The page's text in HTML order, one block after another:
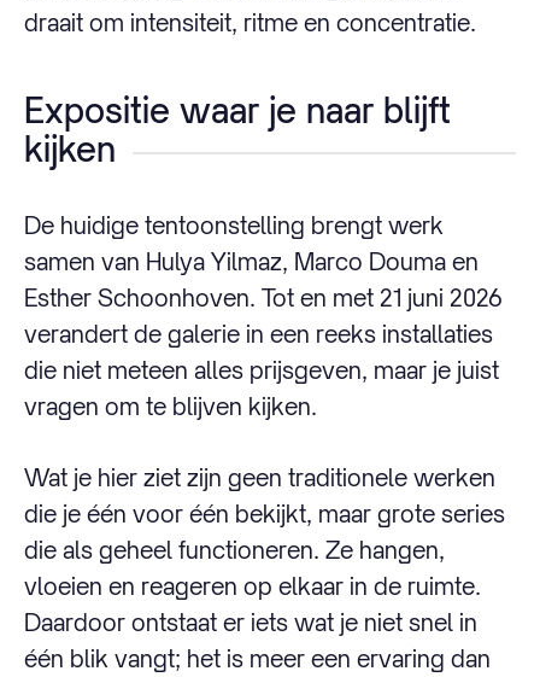
draait om intensiteit, ritme en concentratie.
Expositie waar je naar blijft
kijken
De huidige tentoonstelling brengt werk
samen van Hulya Yilmaz, Marco Douma en
Esther Schoonhoven. Tot en met 21 juni 2026
verandert de galerie in een reeks installaties
die niet meteen alles prijsgeven, maar je juist
vragen om te blijven kijken.
Wat je hier ziet zijn geen traditionele werken
die je één voor één bekijkt, maar grote series
die als geheel functioneren. Ze hangen,
vloeien en reageren op elkaar in de ruimte.
Daardoor ontstaat er iets wat je niet snel in
één blik vangt; het is meer een ervaring dan